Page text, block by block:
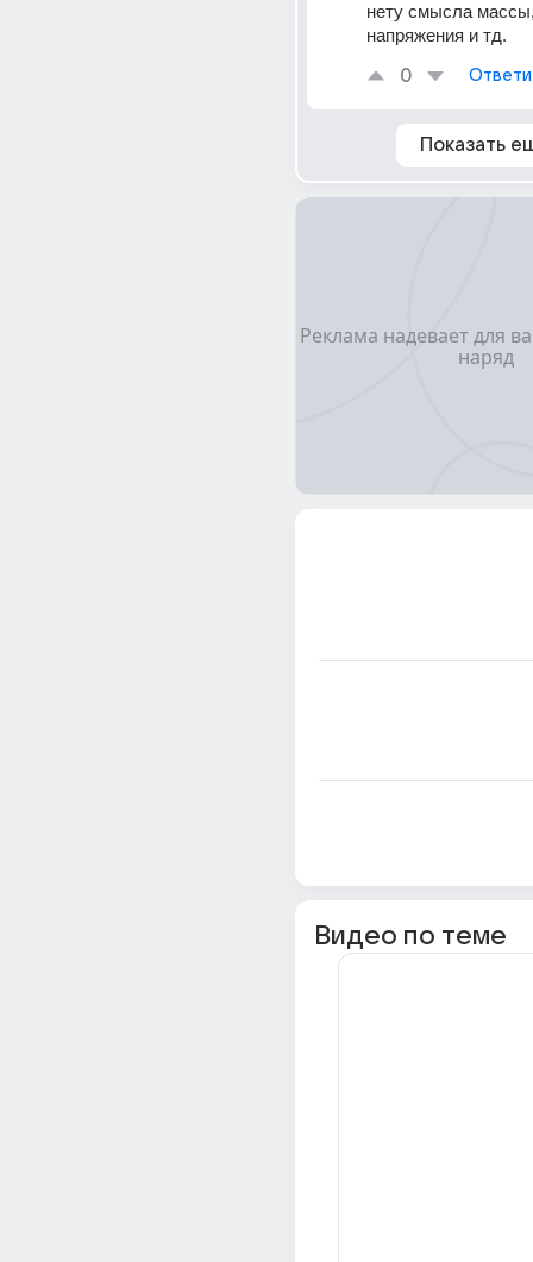
нету смысла
напряжения и тд.
0
Показать
Видео по теме